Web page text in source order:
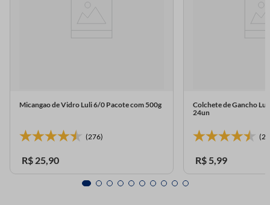
Micangao de Vidro Luli 6/0 Pacote com 500g
(276)
R$ 25,90
Colchete de Gancho
24un
R$ 5,99